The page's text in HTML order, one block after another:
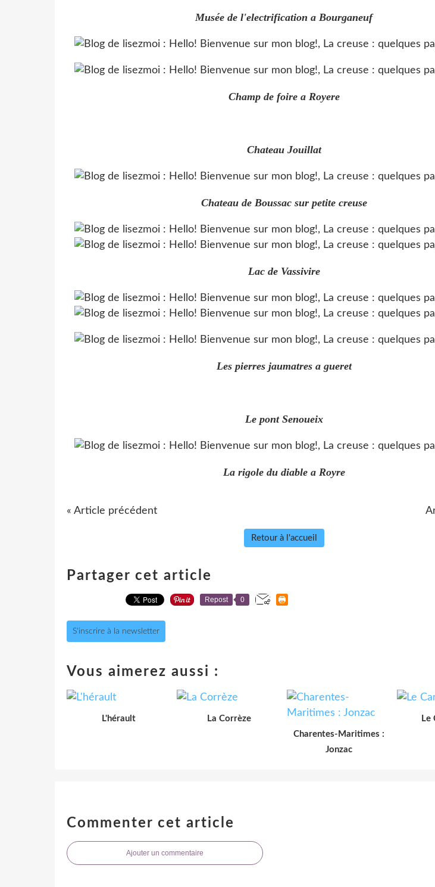
Musée de l'electrification a Bourganeuf
Champ de foire a Royere
Chateau Jouillat
Chateau de Boussac sur petite creuse
Lac de Vassivire
Les pierres jaumatres a gueret
Le pont Senoueix
La rigole du diable a Royre
« Article précédent
Retour à l'accueil
Partager cet article
Repost 0
S'inscrire à la newsletter
Vous aimerez aussi :
L'hérault
La Corrèze
Charentes-Maritimes :
Jonzac
Le
Commenter cet article
Ajouter un commentaire